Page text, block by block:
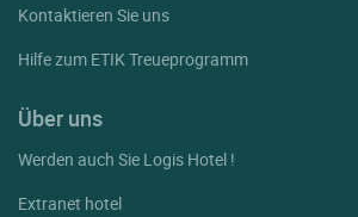
Kontaktieren Sie uns
Hilfe zum ETIK Treueprogramm
Über uns
Werden auch Sie Logis Hotel !
Extranet hotel